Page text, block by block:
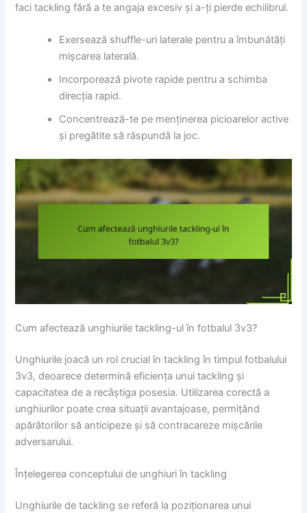
faci tackling fără a te angaja excesiv și a-ți pierde echilibrul.
Exersează shuffle-uri laterale pentru a îmbunătăți
mișcarea laterală.
Incorporează pivote rapide pentru a schimba
direcția rapid.
Concentrează-te pe menținerea picioarelor active
și pregătite să răspundă la joc.
Cum afectează unghiurile tackling-ul în fotbalul 3v3?
Unghiurile joacă un rol crucial în tackling în timpul fotbalului
3v3, deoarece determină eficiența unui tackling și
capacitatea de a recâștiga posesia. Utilizarea corectă a
unghiurilor poate crea situații avantajoase, permițând
apărătorilor să anticipeze și să contracareze mișcările
adversarului.
Înțelegerea conceptului de unghiuri în tackling
Unghiurile de tackling se referă la poziționarea unui